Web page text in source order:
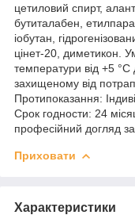
цетиловий спирт,
бутиталабен,
іобутан,
цінет-20, диметикон.
температури від +5 °C
захищеному від
Протипоказання:
Срок годности: 24
професійний догляд
Приховати
Характеристики